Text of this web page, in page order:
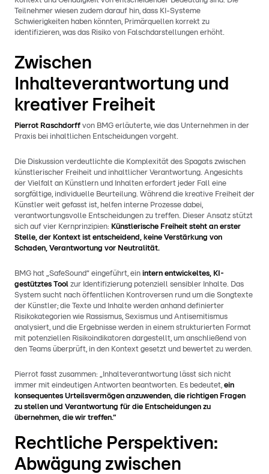
Teilnehmer wiesen zudem darauf hin, dass KI-Systeme
Schwierigkeiten haben könnten, Primärquellen korrekt zu
identifizieren, was das Risiko von Falschdarstellungen erhöht.
Zwischen
Inhalteverantwortung und
kreativer Freiheit
Pierrot Raschdorff von BMG erläuterte, wie das Unternehmen in der
Praxis bei inhaltlichen Entscheidungen vorgeht.
Die Diskussion verdeutlichte die Komplexität des Spagats zwischen
künstlerischer Freiheit und inhaltlicher Verantwortung. Angesichts
der Vielfalt an Künstlern und Inhalten erfordert jeder Fall eine
sorgfältige, individuelle Beurteilung. Während die kreative Freiheit der
Künstler weit gefasst ist, helfen interne Prozesse dabei,
verantwortungsvolle Entscheidungen zu treffen. Dieser Ansatz stützt
sich auf vier Kernprinzipien: Künstlerische Freiheit steht an erster
Stelle, der Kontext ist entscheidend, keine Verstärkung von
Schaden, Verantwortung vor Neutralität.
BMG hat „SafeSound“ eingeführt, ein intern entwickeltes, KI-
gestütztes Tool zur Identifizierung potenziell sensibler Inhalte. Das
System sucht nach öffentlichen Kontroversen rund um die Songtexte
der Künstler; die Texte und Inhalte werden anhand definierter
Risikokategorien wie Rassismus, Sexismus und Antisemitismus
analysiert, und die Ergebnisse werden in einem strukturierten Format
mit potenziellen Risikoindikatoren dargestellt, um anschließend von
den Teams überprüft, in den Kontext gesetzt und bewertet zu werden.
Pierrot fasst zusammen: „Inhalteverantwortung lässt sich nicht
immer mit eindeutigen Antworten beantworten. Es bedeutet, ein
konsequentes Urteilsvermögen anzuwenden, die richtigen Fragen
zu stellen und Verantwortung für die Entscheidungen zu
übernehmen, die wir treffen.“
Rechtliche Perspektiven:
Abwägung zwischen